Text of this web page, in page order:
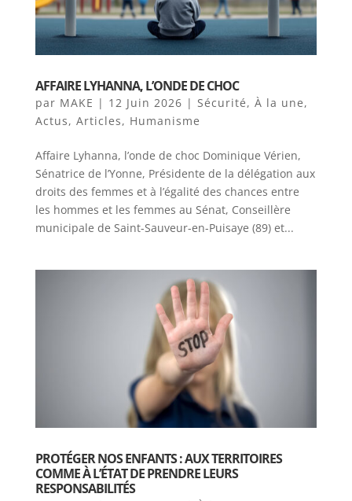
AFFAIRE LYHANNA, L’ONDE DE CHOC
par MAKE | 12 Juin 2026 | Sécurité, À la une,
Actus, Articles, Humanisme
Affaire Lyhanna, l’onde de choc Dominique Vérien,
Sénatrice de l’Yonne, Présidente de la délégation aux
droits des femmes et à l’égalité des chances entre
les hommes et les femmes au Sénat, Conseillère
municipale de Saint-Sauveur-en-Puisaye (89) et...
PROTÉGER NOS ENFANTS : AUX TERRITOIRES
COMME À L’ÉTAT DE PRENDRE LEURS
RESPONSABILITÉS